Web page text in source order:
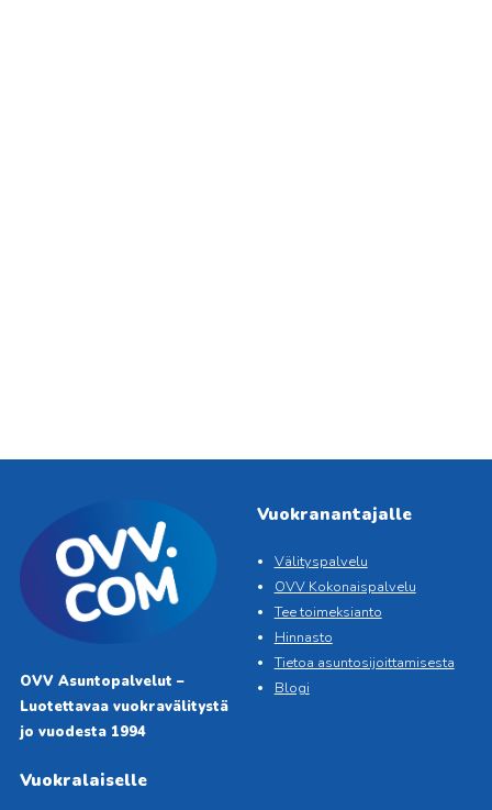
OVV Asuntopalvelut –
Luotettavaa vuokravälitystä
jo vuodesta 1994
Vuokranantajalle
Välityspalvelu
OVV Kokonaispalvelu
Tee toimeksianto
Hinnasto
Tietoa asuntosijoittamisesta
Blogi
Vuokralaiselle